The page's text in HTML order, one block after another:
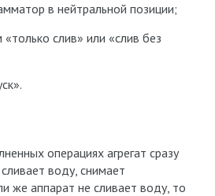
в нейтральной позиции;
слив» или «слив без
операциях агрегат сразу
воду, снимает
же аппарат не сливает воду, то